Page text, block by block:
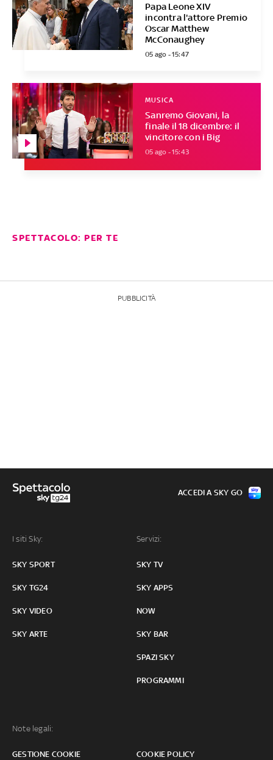
Papa Leone XIV
incontra l'attore Premio
Oscar Matthew
McConaughey
05 ago - 15:47
Sanremo Giovani, la
finale il 18 dicembre: il
vincitore con i Big
MUSICA
05 ago - 15:43
SPETTACOLO: PER TE
PUBBLICITÀ
I siti Sky:
SKY SPORT
SKY TG24
SKY VIDEO
SKY ARTE
Servizi:
SKY TV
SKY APPS
NOW
SKY BAR
SPAZI SKY
PROGRAMMI
Note legali:
GESTIONE COOKIE COOKIE POLICY
ACCEDI A SKY GO